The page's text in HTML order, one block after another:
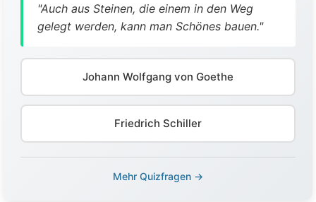
"Auch aus Steinen, die einem in den Weg
gelegt werden, kann man Schönes bauen."
Johann Wolfgang von Goethe
Friedrich Schiller
Mehr Quizfragen →